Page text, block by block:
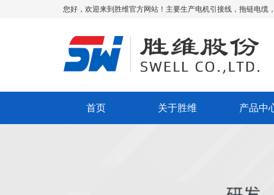
您好，欢迎来到胜维官方网站！主要生产电机引接线，拖链电缆
首页 关于胜维 产品中